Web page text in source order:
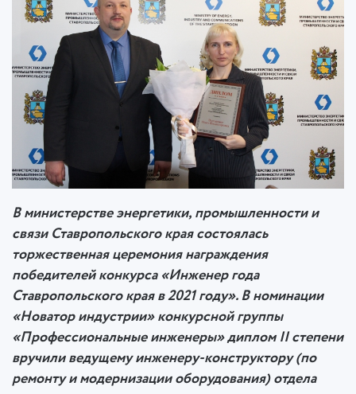
В министерстве энергетики, промышленности и
связи Ставропольского края состоялась
торжественная церемония награждения
победителей конкурса «Инженер года
Ставропольского края в 2021 году». В номинации
«Новатор индустрии» конкурсной группы
«Профессиональные инженеры» дипломIIстепени
вручили ведущему инженеру-конструктору (по
ремонту и модернизации оборудования) отдела